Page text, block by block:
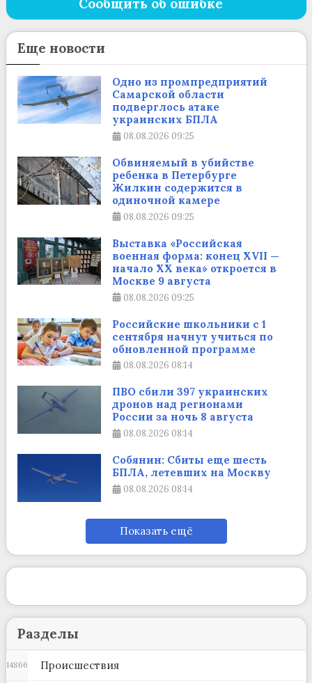
Сообщить об ошибке
Еще новости
Одно из промпредприятий
Самарской области
подверглось атаке
украинских БПЛА
08.08.2026 09:25
Обвиняемый в убийстве
ребенка в Петербурге
Жилкин содержится в
одиночной камере
08.08.2026 09:25
Выставка «Российская
военная форма: конец XVII —
начало XX века» откроется в
Москве 9 августа
08.08.2026 09:25
Российские школьники с 1
сентября начнут учиться по
обновленной программе
08.08.2026 08:14
ПВО сбили 397 украинских
дронов над регионами
России за ночь 8 августа
08.08.2026 08:14
Собянин: Сбиты еще шесть
БПЛА, летевших на Москву
08.08.2026 08:14
Показать ещё
Разделы
Происшествия
14866